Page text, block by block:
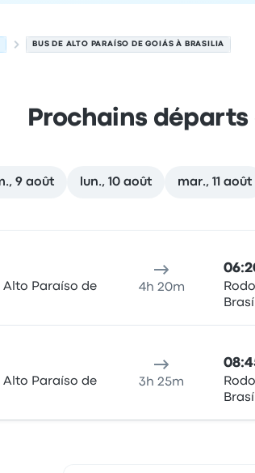
BUS DE ALTO PARAÍSO DE GOIÁS À BRASILIA
Prochains départs
9 août lun., 10 août mar., 11 août
Alto Paraíso de
4h 20m
Alto Paraíso de
3h 25m